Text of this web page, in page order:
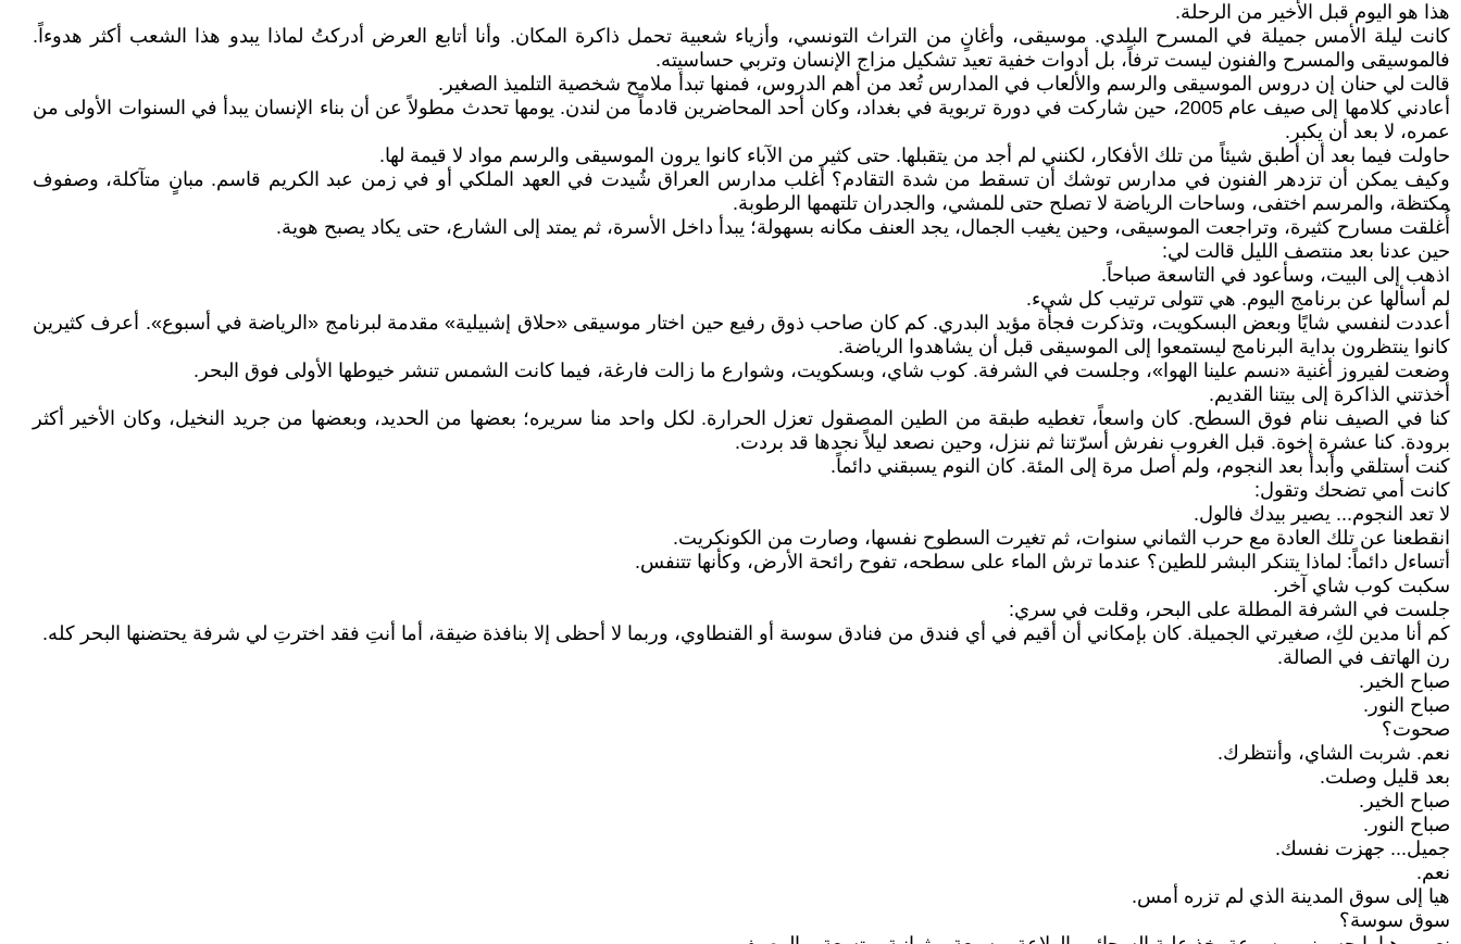
هذا هو اليوم قبل الأخير من الرحلة.
كانت ليلة الأمس جميلة في المسرح البلدي. موسيقى، وأغانٍ من التراث التونسي، وأزياء شعبية تحمل ذاكرة المكان. وأنا أتابع العرض أدركتُ لماذا يبدو هذا الشعب أكثر هدوءاً.
فالموسيقى والمسرح والفنون ليست ترفاً، بل أدوات خفية تعيد تشكيل مزاج الإنسان وتربي حساسيته.
قالت لي حنان إن دروس الموسيقى والرسم والألعاب في المدارس تُعد من أهم الدروس، فمنها تبدأ ملامح شخصية التلميذ الصغير.
أعادني كلامها إلى صيف عام 2005، حين شاركت في دورة تربوية في بغداد، وكان أحد المحاضرين قادماً من لندن. يومها تحدث مطولاً عن أن بناء الإنسان يبدأ في السنوات الأولى من
عمره، لا بعد أن يكبر.
حاولت فيما بعد أن أطبق شيئاً من تلك الأفكار، لكنني لم أجد من يتقبلها. حتى كثير من الآباء كانوا يرون الموسيقى والرسم مواد لا قيمة لها.
وكيف يمكن أن تزدهر الفنون في مدارس توشك أن تسقط من شدة التقادم؟ أغلب مدارس العراق شُيدت في العهد الملكي أو في زمن عبد الكريم قاسم. مبانٍ متآكلة، وصفوف
مكتظة، والمرسم اختفى، وساحات الرياضة لا تصلح حتى للمشي، والجدران تلتهمها الرطوبة.
أُغلقت مسارح كثيرة، وتراجعت الموسيقى، وحين يغيب الجمال، يجد العنف مكانه بسهولة؛ يبدأ داخل الأسرة، ثم يمتد إلى الشارع، حتى يكاد يصبح هوية.
حين عدنا بعد منتصف الليل قالت لي:
اذهب إلى البيت، وسأعود في التاسعة صباحاً.
لم أسألها عن برنامج اليوم. هي تتولى ترتيب كل شيء.
أعددت لنفسي شايًا وبعض البسكويت، وتذكرت فجأة مؤيد البدري. كم كان صاحب ذوق رفيع حين اختار موسيقى «حلاق إشبيلية» مقدمة لبرنامج «الرياضة في أسبوع». أعرف كثيرين
كانوا ينتظرون بداية البرنامج ليستمعوا إلى الموسيقى قبل أن يشاهدوا الرياضة.
وضعت لفيروز أغنية «نسم علينا الهوا»، وجلست في الشرفة. كوب شاي، وبسكويت، وشوارع ما زالت فارغة، فيما كانت الشمس تنشر خيوطها الأولى فوق البحر.
أخذتني الذاكرة إلى بيتنا القديم.
كنا في الصيف ننام فوق السطح. كان واسعاً، تغطيه طبقة من الطين المصقول تعزل الحرارة. لكل واحد منا سريره؛ بعضها من الحديد، وبعضها من جريد النخيل، وكان الأخير أكثر
برودة. كنا عشرة إخوة. قبل الغروب نفرش أسرّتنا ثم ننزل، وحين نصعد ليلاً نجدها قد بردت.
كنت أستلقي وأبدأ بعد النجوم، ولم أصل مرة إلى المئة. كان النوم يسبقني دائماً.
كانت أمي تضحك وتقول:
لا تعد النجوم... يصير بيدك فالول.
انقطعنا عن تلك العادة مع حرب الثماني سنوات، ثم تغيرت السطوح نفسها، وصارت من الكونكريت.
أتساءل دائماً: لماذا يتنكر البشر للطين؟ عندما ترش الماء على سطحه، تفوح رائحة الأرض، وكأنها تتنفس.
سكبت كوب شاي آخر.
جلست في الشرفة المطلة على البحر، وقلت في سري:
كم أنا مدين لكِ، صغيرتي الجميلة. كان بإمكاني أن أقيم في أي فندق من فنادق سوسة أو القنطاوي، وربما لا أحظى إلا بنافذة ضيقة، أما أنتِ فقد اخترتِ لي شرفة يحتضنها البحر كله.
رن الهاتف في الصالة.
صباح الخير.
صباح النور.
صحوت؟
نعم. شربت الشاي، وأنتظرك.
بعد قليل وصلت.
صباح الخير.
صباح النور.
جميل... جهزت نفسك.
نعم.
هيا إلى سوق المدينة الذي لم تزره أمس.
سوق سوسة؟